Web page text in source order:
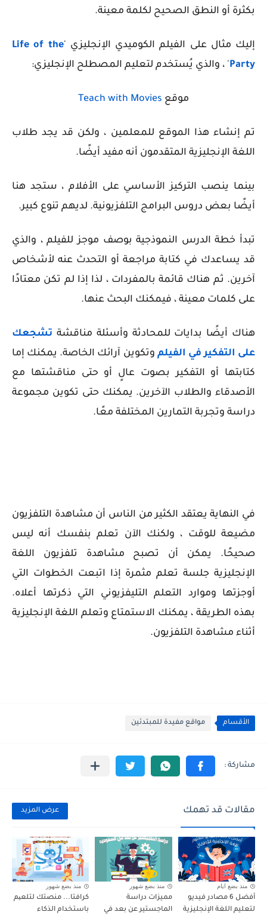
بكثرة أو النطق الصحيح لكلمة معينة.
إليك مثال على الفيلم الكوميدي الإنجليزي 'Life of the
Party' ، والذي يُستخدم لتعليم المصطلح الإنجليزي:
موقع Teach with Movies
تم إنشاء هذا الموقع للمعلمين ، ولكن قد يجد طلاب
اللغة الإنجليزية المتقدمون أنه مفيد أيضًا.
بينما ينصب التركيز الأساسي على الأفلام ، ستجد هنا
أيضًا بعض دروس البرامج التلفزيونية. لديهم تنوع كبير.
تبدأ خطة الدرس النموذجية بوصف موجز للفيلم ، والذي
قد يساعدك في كتابة مراجعة أو التحدث عنه لأشخاص
آخرين. ثم هناك قائمة بالمفردات ، لذا إذا لم تكن معتادًا
على كلمات معينة ، فيمكنك البحث عنها.
هناك أيضًا بدايات للمحادثة وأسئلة مناقشة تشجعك
على التفكير في الفيلم وتكوين آرائك الخاصة. يمكنك إما
كتابتها أو التفكير بصوت عالٍ أو حتى مناقشتها مع
الأصدقاء والطلاب الآخرين. يمكنك حتى تكوين مجموعة
دراسة وتجربة التمارين المختلفة معًا.
في النهاية يعتقد الكثير من الناس أن مشاهدة التلفزيون
مضيعة للوقت ، ولكنك الآن تعلم بنفسك أنه ليس
صحيحًا. يمكن أن تصبح مشاهدة تلفزيون اللغة
الإنجليزية جلسة تعلم مثمرة إذا اتبعت الخطوات التي
أوجزتها وموارد التعلم التليفزيوني التي ذكرتها أعلاه.
بهذه الطريقة ، يمكنك الاستمتاع وتعلم اللغة الإنجليزية
أثناء مشاهدة التلفزيون.
الأقسام مواقع مفيدة للمبتدئين
مقالات قد تهمك عرض المزيد
منذ بضع ايام
أفضل 6 مصادر فيديو
لتعليم اللغة الإنجليزية
منذ بضع شهور
مميزات دراسة
الماجستير عن بعد في
منذ بضع شهور
كرافتا... منصتك لتلعیم
باستخدام الذكاء